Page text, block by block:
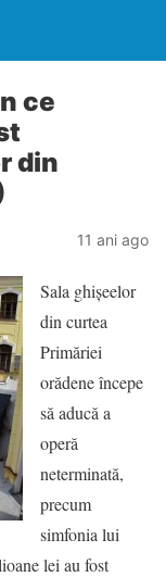
ce
din
11 ani ago
Sala ghişeelor
din curtea
Primăriei
orădene începe
să aducă a
operă
neterminată,
precum
simfonia lui
lei au fost